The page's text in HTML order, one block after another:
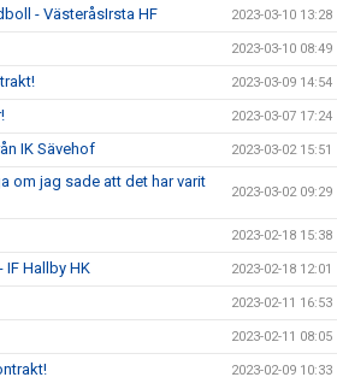
- VästeråsIrsta HF 2023-03-10 13:28
2023-03-10 08:49
2023-03-09 14:54
2023-03-07 17:24
IK Sävehof 2023-03-02 15:51
om jag sade att det har varit
2023-03-02 09:29
2023-02-18 15:38
IF Hallby HK 2023-02-18 12:01
2023-02-11 16:53
2023-02-11 08:05
2023-02-09 10:33